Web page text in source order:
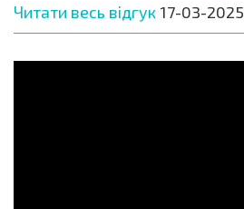
Читати весь відгук 17-03-2025